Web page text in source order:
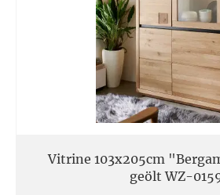
Vitrine 103x205cm
geölt WZ-